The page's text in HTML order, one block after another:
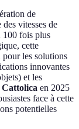
de
vitesses de
100 fois plus
cette
pour les solutions
innovantes
et les
en 2025
face à cette
potentielles